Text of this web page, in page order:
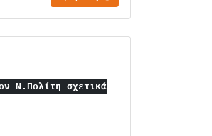
Ν.Πολίτη σχετικά